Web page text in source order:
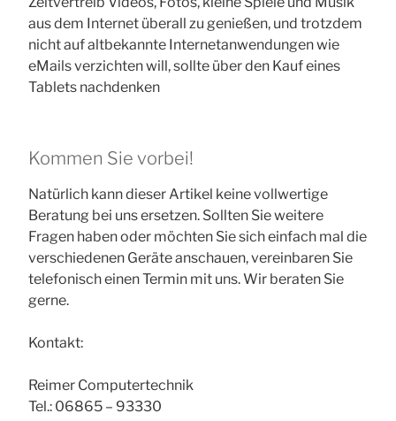
aus dem Internet überall zu genießen, und trotzdem
nicht auf altbekannte Internetanwendungen wie
eMails verzichten will, sollte über den Kauf eines
Tablets nachdenken
Kommen Sie vorbei!
Natürlich kann dieser Artikel keine vollwertige
Beratung bei uns ersetzen. Sollten Sie weitere
Fragen haben oder möchten Sie sich einfach mal die
verschiedenen Geräte anschauen, vereinbaren Sie
telefonisch einen Termin mit uns. Wir beraten Sie
gerne.
Kontakt:
Reimer Computertechnik
Tel.: 06865 – 93330